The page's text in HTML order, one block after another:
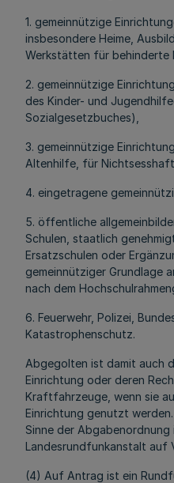
1. gemeinnützige
insbesondere Heime,
Werkstätten für behinderte
2. gemeinnützige
des Kinder- und
Sozialgesetzbuches),
3. gemeinnützige
Altenhilfe, für
4. eingetragene
5. öffentliche
Schulen, staatlich
Ersatzschulen oder
gemeinnütziger Grundlage
nach dem
6. Feuerwehr, Polizei,
Katastrophenschutz.
Abgegolten ist damit auch
Einrichtung oder deren
Kraftfahrzeuge, wenn sie
Einrichtung genutzt
Sinne der
Landesrundfunkanstalt auf
(4) Auf Antrag ist ein